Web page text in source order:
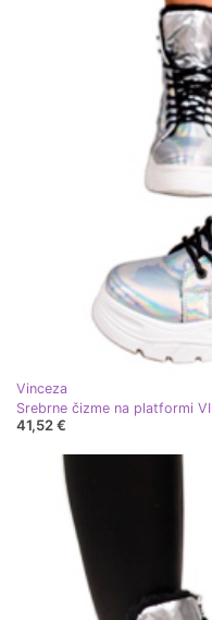
Vinceza
Srebrne čizme na platformi
41,52 €